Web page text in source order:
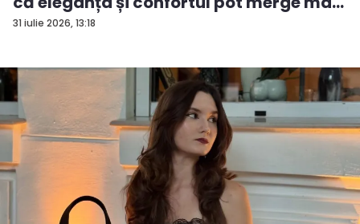
31 iulie 2026, 13:18